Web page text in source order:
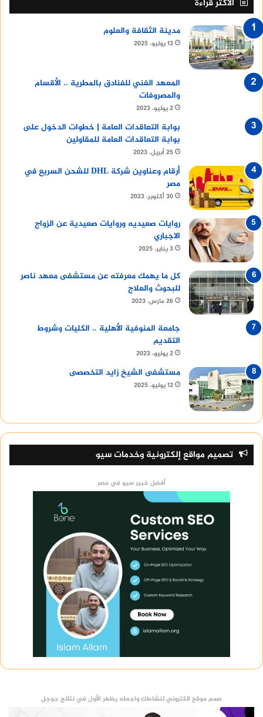
الأكثر قراءة
مدينة الثقافة والعلوم
13 يوليو، 2025
المعهد الفني للفنادق بالمطرية .. الأقسام
والمصروفات
2 يوليو، 2023
بوابة التعاقدات العامة | خطوات الدخول على
بوابة التعاقدات العامة للمقاولين
25 أبريل، 2023
أرقام وعناوين شركة DHL للشحن السريع في
مصر
30 أكتوبر، 2023
روايات صعيديه وروايات صعيدية عن الزواج
الاجباري
3 يناير، 2025
كل ما يهمك معرفته عن مستشفى معهد ناصر
للبحوث والعلاج
26 مارس، 2023
جامعة المنوفية الأهلية .. الكليات وشروط
التقديم
2 يوليو، 2023
مستشفى الشيخ زايد التخصصى
12 يوليو، 2025
تصميم مواقع إلكترونية وخدمات سيو
أفضل خبير سيو في مصر
صمم موقع الكتروني لنشاطك واجعله يظهر الأول في نتائج جوجل